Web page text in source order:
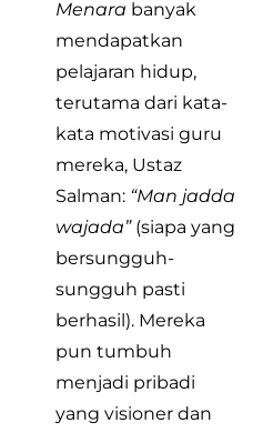
Menara banyak
mendapatkan
pelajaran hidup,
terutama dari kata-
kata motivasi guru
mereka, Ustaz
Salman: “Man jadda
wajada”(siapa yang
bersungguh-
sungguh pasti
berhasil). Mereka
pun tumbuh
menjadi pribadi
yang visioner dan